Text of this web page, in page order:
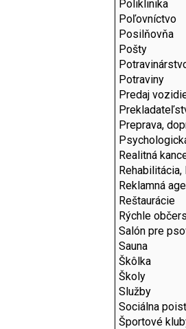
Poliklinika
Poľovníctvo
Posilňovňa
Pošty
Potraviny
Predaj
Preprava,
Realitná
Reklamná
Reštaurácie
Rýchle
Salón pre
Sauna
Škôlka
Školy
Služby
Sociálna
Športové